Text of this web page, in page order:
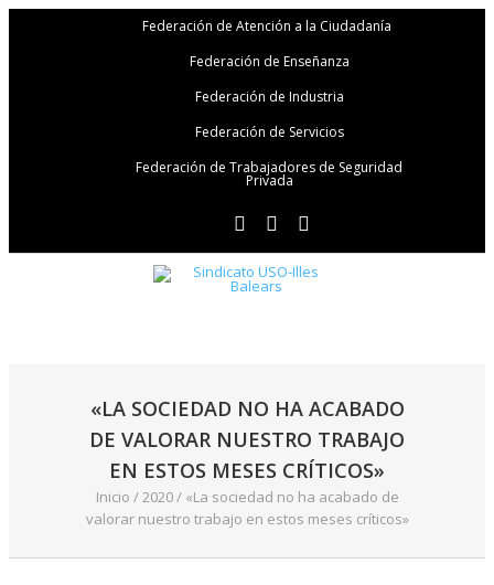
Federación de Atención a la Ciudadanía
Federación de Enseñanza
Federación de Industria
Federación de Servicios
Federación de Trabajadores de Seguridad
Privada
«LA SOCIEDAD NO HA ACABADO
DE VALORAR NUESTRO TRABAJO
EN ESTOS MESES CRÍTICOS»
Inicio /2020/ «La sociedad no ha acabado de
valorar nuestro trabajo en estos meses críticos»